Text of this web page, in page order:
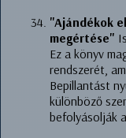
"Ajándékok
megértése"
Ez a könyv
rendszerét,
Bepillantást
különböző
befolyásolják